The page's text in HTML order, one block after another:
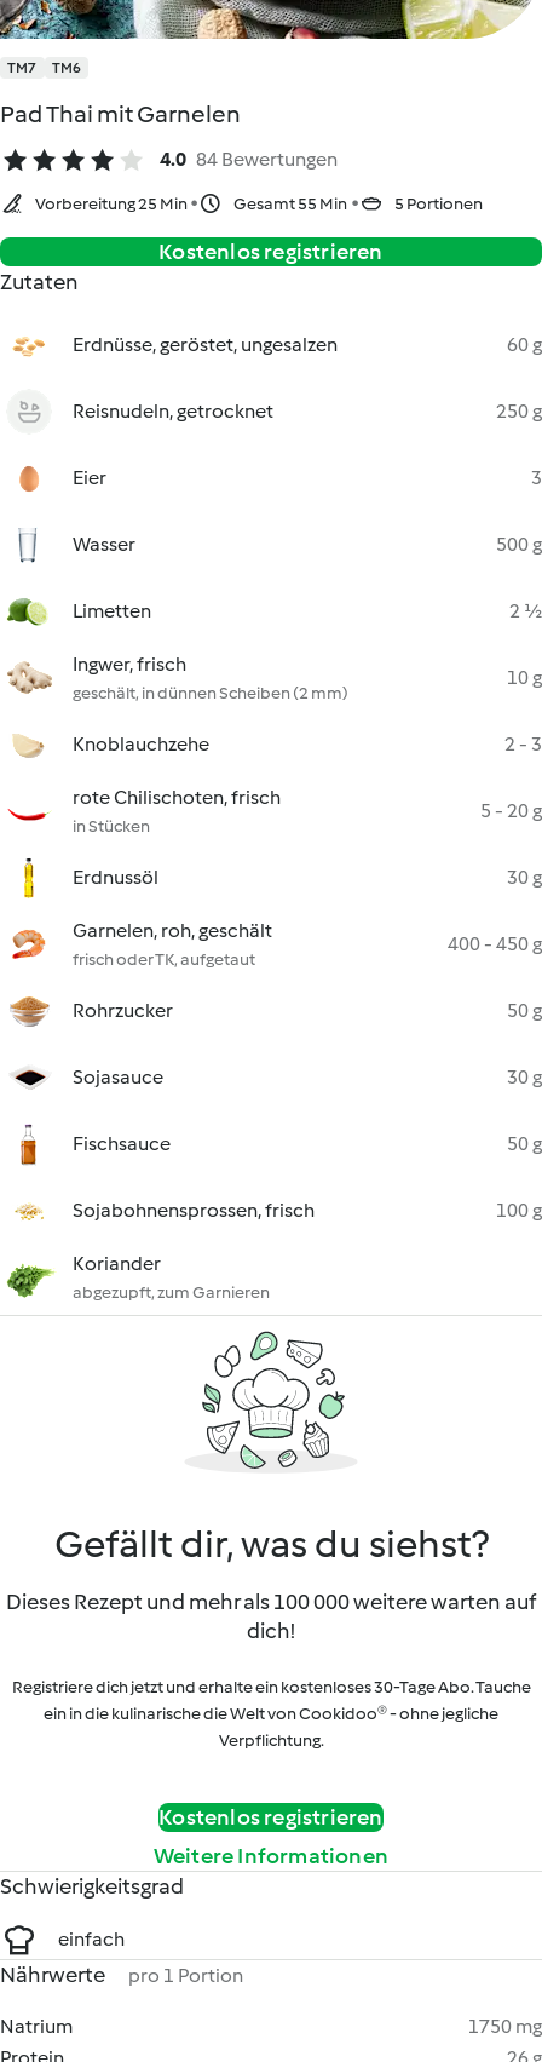
TM7 TM6
Pad Thai mit Garnelen
4.0 84 Bewertungen
Vorbereitung 25 Min Gesamt 55 Min 5 Portionen
Kostenlos registrieren
Zutaten
Erdnüsse, geröstet, ungesalzen 60 g
Reisnudeln, getrocknet 250 g
Eier 3
Wasser 500 g
Limetten 2 ½
Ingwer, frisch
geschält, in dünnen Scheiben (2 mm)
10 g
Knoblauchzehe 2 - 3
rote Chilischoten, frisch
in Stücken
5 - 20 g
Erdnussöl 30 g
Garnelen, roh, geschält
frisch oder TK, aufgetaut
400 - 450 g
Rohrzucker 50 g
Sojasauce 30 g
Fischsauce 50 g
Sojabohnensprossen, frisch 100 g
Koriander
abgezupft, zum Garnieren
Gefällt dir, was du siehst?
Dieses Rezept und mehr als 100 000 weitere warten auf
dich!
Registriere dich jetzt und erhalte ein kostenloses 30-Tage Abo. Tauche
ein in die kulinarische die Welt von Cookidoo® - ohne jegliche
Verpflichtung.
Kostenlos registrieren
Weitere Informationen
Schwierigkeitsgrad
einfach
Nährwerte pro 1 Portion
Natrium
1750 mg